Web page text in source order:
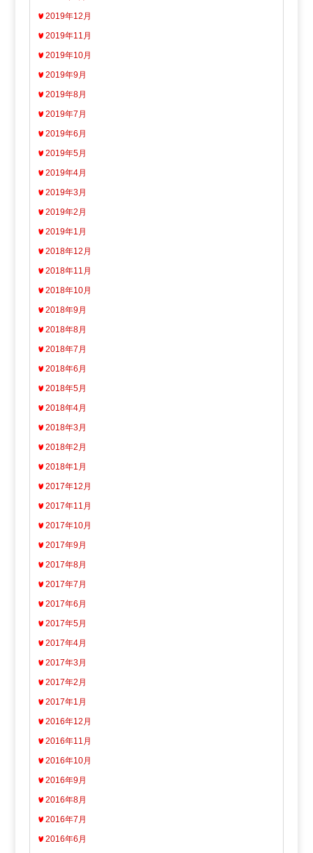
2019年12月
2019年11月
2019年10月
2019年9月
2019年8月
2019年7月
2019年6月
2019年5月
2019年4月
2019年3月
2019年2月
2019年1月
2018年12月
2018年11月
2018年10月
2018年9月
2018年8月
2018年7月
2018年6月
2018年5月
2018年4月
2018年3月
2018年2月
2018年1月
2017年12月
2017年11月
2017年10月
2017年9月
2017年8月
2017年7月
2017年6月
2017年5月
2017年4月
2017年3月
2017年2月
2017年1月
2016年12月
2016年11月
2016年10月
2016年9月
2016年8月
2016年7月
2016年6月